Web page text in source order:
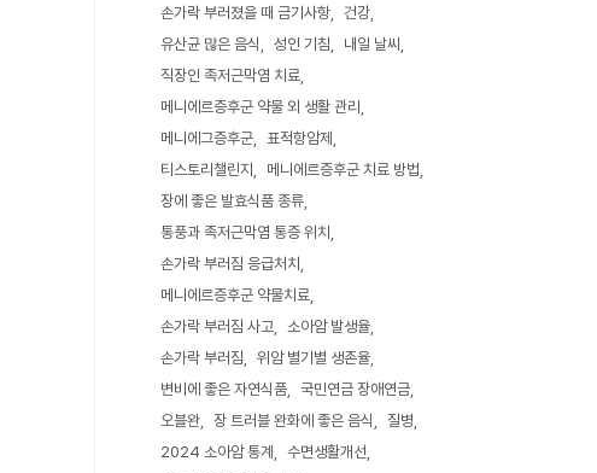
손가락 부러졌을 때 금기사항
건강
유산균 많은 음식
성인 기침
내일 날씨
직장인 족저근막염 치료
메니에르증후군 약물 외 생활 관리
메니에그증후군
표적항암제
티스토리챌린지
메니에르증후군 치료 방법
장에 좋은 발효식품 종류
통풍과 족저근막염 통증 위치
손가락 부러짐 응급처치
메니에르증후군 약물치료
손가락 부러짐 사고
소아암 발생율
손가락 부러짐
위암 별기별 생존율
변비에 좋은 자연식품
국민연금 장애연금
오블완
장 트러블 완화에 좋은 음식
질병
2024 소아암 통계
수면생활개선